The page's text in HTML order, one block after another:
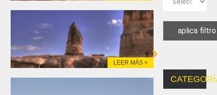
LEER MÁS >